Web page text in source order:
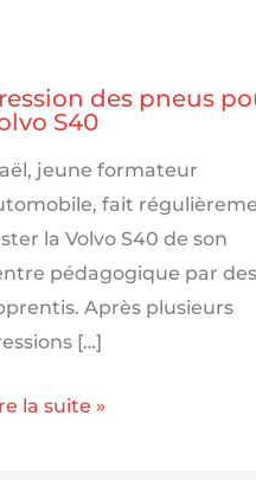
des pneus
S40
jeune formateur
fait
la Volvo S40 de son
pédagogique par des
Après plusieurs
[…]
la suite »